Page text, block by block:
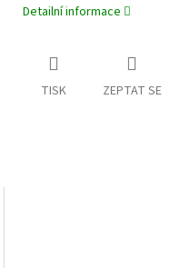
Detailní informace
TISK ZEPTAT SE